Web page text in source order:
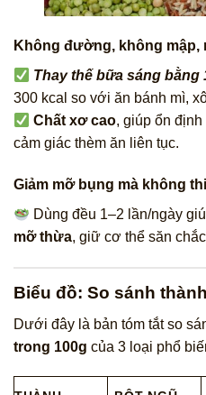
Không đường, không mập,
Thay thế bữa sáng bằng
300 kcal so với ăn bánh mì,
Chất xơ cao, giúp ổn
cảm giác thèm ăn liên tục.
Giảm mỡ bụng mà không
Dùng đều 1–2 lần/ngày
mỡ thừa, giữ cơ thể săn
Biểu đồ: So sánh
Dưới đây là bản tóm tắt so
trong 100g của 3 loại phổ